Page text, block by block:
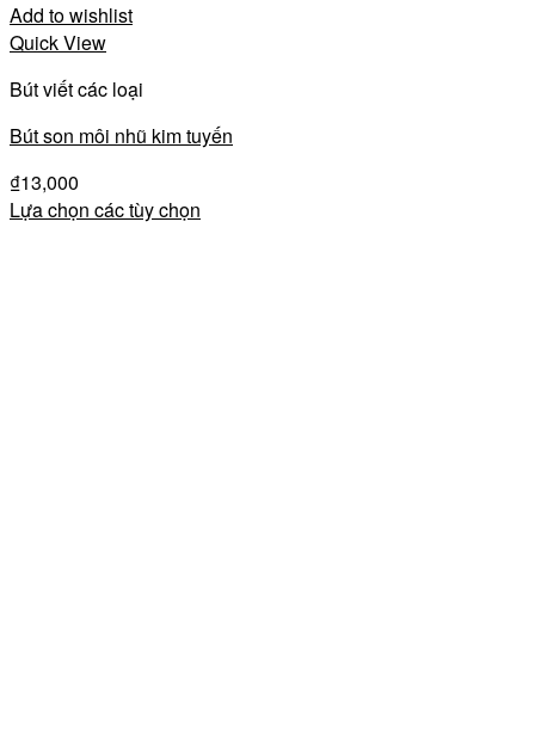
Add to wishlist
Quick View
Bút viết các loại
Bút son môi nhũ kim tuyến
₫13,000
Lựa chọn các tùy chọn